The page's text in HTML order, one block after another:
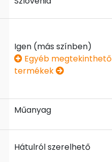
Igen (más színben)
Egyéb megtekinthető
termékek
Műanyag
Hátulról szerelhető